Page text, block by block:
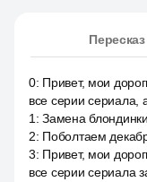
Пересказ
0: Привет, мои
все серии сериала,
1 :Замена
2: Поболтаем
3: Привет, мои
все серии сериала